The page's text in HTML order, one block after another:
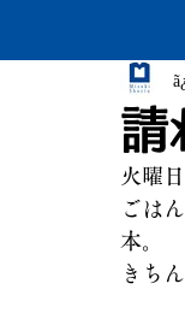
秘蔵写真200
作った本・作
請
火曜
ごは
本。
きち